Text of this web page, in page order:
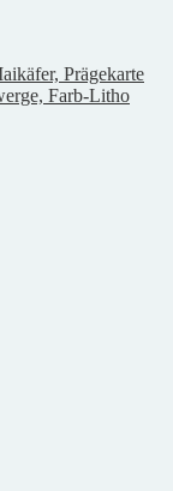
Prägekarte
Farb-Litho